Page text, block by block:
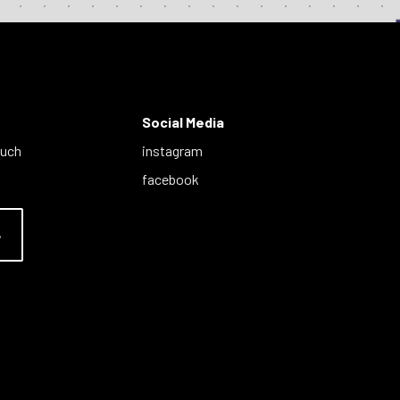
Social Media
instagram
facebook